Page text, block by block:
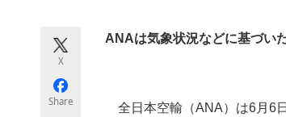
X
Share
ANAは気象状況などに基づい
全日本空輸（ANA）は6月6